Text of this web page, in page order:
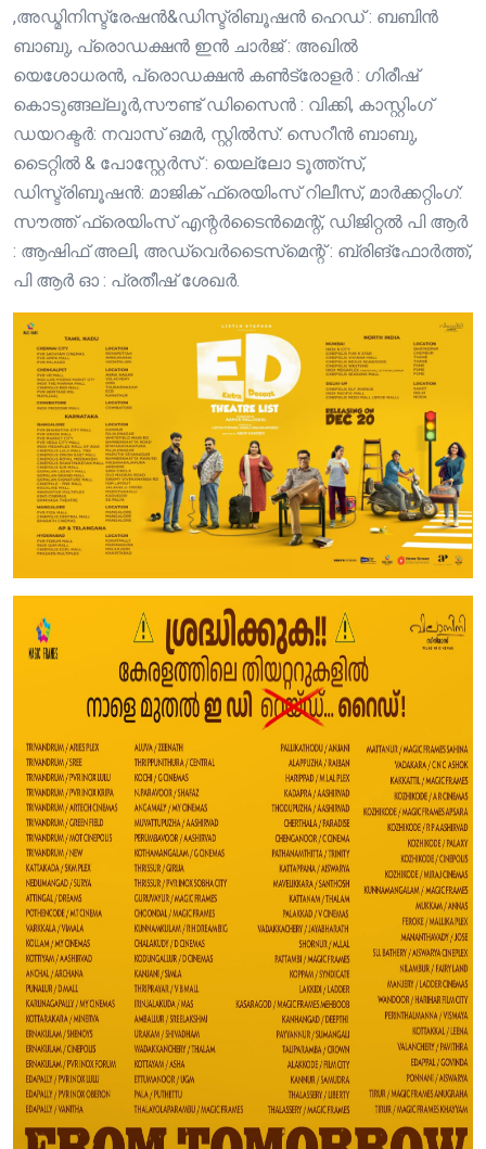
,അഡ്മിനിസ്ട്രേഷൻ&ഡിസ്ട്രിബൂഷൻ ഹെഡ് : ബബിൻ
ബാബു, പ്രൊഡക്ഷൻ ഇൻ ചാർജ് : അഖിൽ
യെശോധരൻ, പ്രൊഡക്ഷൻ കൺട്രോളർ : ഗിരീഷ്
കൊടുങ്ങല്ലൂർ,സൗണ്ട് ഡിസൈൻ : വിക്കി, കാസ്റ്റിംഗ്
ഡയറക്ടർ: നവാസ് ഒമർ, സ്റ്റിൽസ്: സെറീൻ ബാബു,
ടൈറ്റിൽ & പോസ്റ്റേർസ് : യെല്ലോ ടൂത്ത്സ്,
ഡിസ്ട്രിബൂഷൻ: മാജിക് ഫ്രെയിംസ് റിലീസ്, മാർക്കറ്റിംഗ്:
സൗത്ത് ഫ്രെയിംസ് എന്റർടൈൻമെന്റ്, ഡിജിറ്റൽ പി ആർ
: ആഷിഫ് അലി, അഡ്വെർടൈസ്‌മെന്റ് : ബ്രിങ്ഫോർത്ത്,
പി ആർ ഓ : പ്രതീഷ് ശേഖർ.